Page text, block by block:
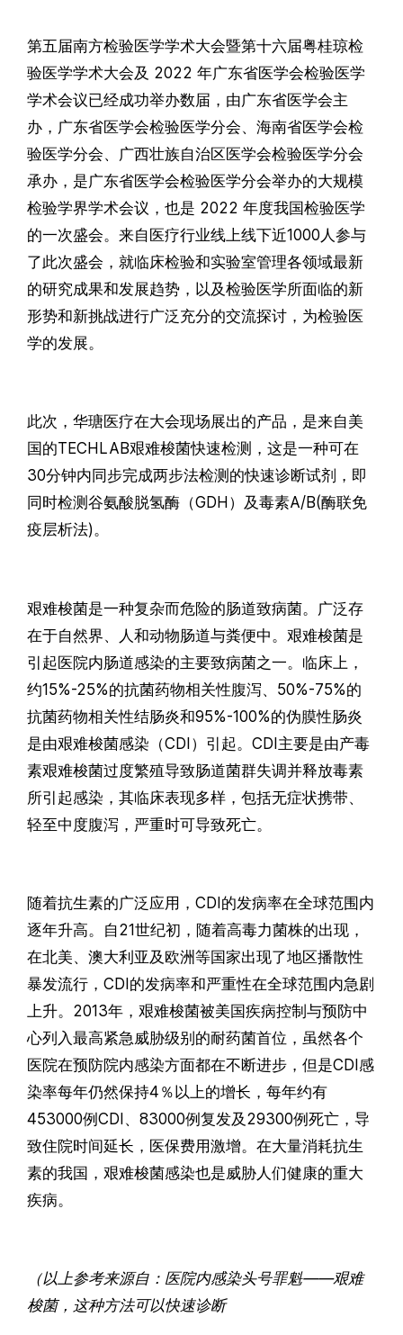
第五届南方检验医学学术大会暨第十六届粤桂琼检
验医学学术大会及 2022 年广东省医学会检验医学
学术会议已经成功举办数届，由广东省医学会主
办，广东省医学会检验医学分会、海南省医学会检
验医学分会、广西壮族自治区医学会检验医学分会
承办，是广东省医学会检验医学分会举办的大规模
检验学界学术会议，也是 2022 年度我国检验医学
的一次盛会。来自医疗行业线上线下近1000人参与
了此次盛会，就临床检验和实验室管理各领域最新
的研究成果和发展趋势，以及检验医学所面临的新
形势和新挑战进行广泛充分的交流探讨，为检验医
学的发展。
此次，华瑭医疗在大会现场展出的产品，是来自美
国的TECHLAB艰难梭菌快速检测，这是一种可在
30分钟内同步完成两步法检测的快速诊断试剂，即
同时检测谷氨酸脱氢酶（GDH）及毒素A/B(酶联免
疫层析法)。
艰难梭菌是一种复杂而危险的肠道致病菌。广泛存
在于自然界、人和动物肠道与粪便中。艰难梭菌是
引起医院内肠道感染的主要致病菌之一。临床上，
约15%-25%的抗菌药物相关性腹泻、50%-75%的
抗菌药物相关性结肠炎和95%-100%的伪膜性肠炎
是由艰难梭菌感染（CDI）引起。CDI主要是由产毒
素艰难梭菌过度繁殖导致肠道菌群失调并释放毒素
所引起感染，其临床表现多样，包括无症状携带、
轻至中度腹泻，严重时可导致死亡。
随着抗生素的广泛应用，CDI的发病率在全球范围内
逐年升高。自21世纪初，随着高毒力菌株的出现，
在北美、澳大利亚及欧洲等国家出现了地区播散性
暴发流行，CDI的发病率和严重性在全球范围内急剧
上升。2013年，艰难梭菌被美国疾病控制与预防中
心列入最高紧急威胁级别的耐药菌首位，虽然各个
医院在预防院内感染方面都在不断进步，但是CDI感
染率每年仍然保持4％以上的增长，每年约有
453000例CDI、83000例复发及29300例死亡，导
致住院时间延长，医保费用激增。在大量消耗抗生
素的我国，艰难梭菌感染也是威胁人们健康的重大
疾病。
（以上参考来源自：医院内感染头号罪魁——艰难
梭菌，这种方法可以快速诊断